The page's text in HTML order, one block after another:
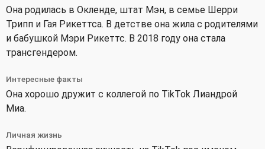
Она родилась в Окленде, штат Мэн, в семье Шерри
Трипп и Гая Рикеттса. В детстве она жила с родителями
и бабушкой Мэри Рикеттс. В 2018 году она стала
трансгендером.
Интересные факты
Она хорошо дружит с коллегой по TikTok Лиандрой
Миа.
Личная жизнь